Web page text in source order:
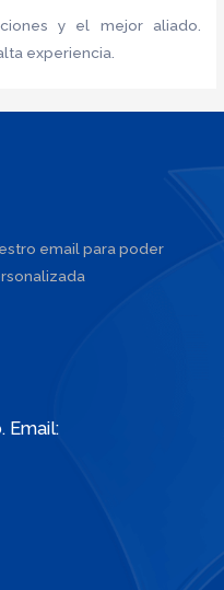
y el mejor aliado.
experiencia.
email para poder
Email: